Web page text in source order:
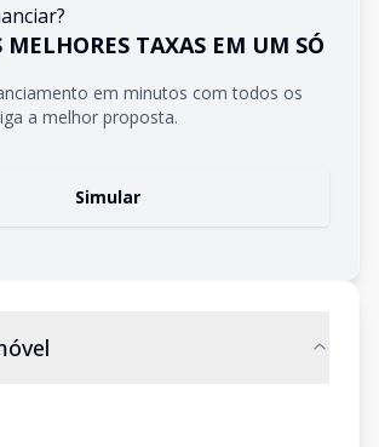
MELHORES TAXAS EM UM SÓ
em minutos com todos os
a melhor proposta.
Simular